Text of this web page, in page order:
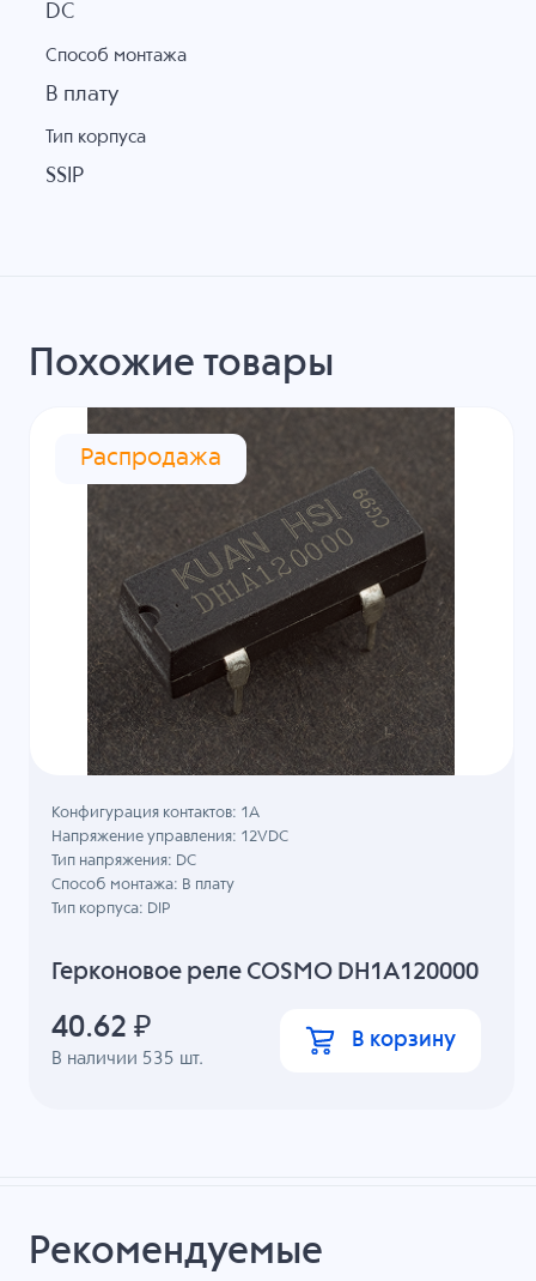
DC
Способ монтажа
В плату
Тип корпуса
SSIP
Похожие товары
Распродажа
Герконовое реле COSMO DH1A120000
В наличии 535 шт.
Конфигурация контактов: 1A
Напряжение управления: 12VDC
Тип напряжения: DC
Способ монтажа: В плату
Тип корпуса: DIP
40.62 ₽ В корзину
Рекомендуемые